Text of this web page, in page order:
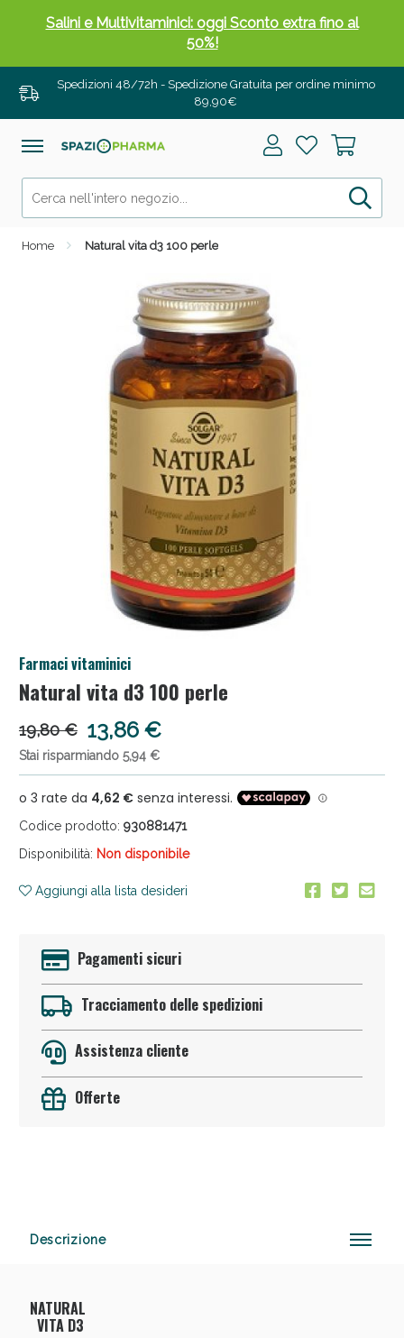
Spedizioni 48/72h - Spedizione Gratuita per ordine minimo
89,90€
Home Natural vita d3 100 perle
Farmaci vitaminici
Natural vita d3 100 perle
19,80 € 13,86 €
Stai risparmiando 5,94 €
Codice prodotto: 930881471
Disponibilità: Non disponibile
Aggiungi alla lista desideri
Pagamenti sicuri
Tracciamento delle spedizioni
Assistenza cliente
Offerte
Descrizione
NATURAL
VITA D3
Salini e Multivitaminici: oggi Sconto extra fino al
50%!
Anticellulite e Fanghi: Sconto fino al 40% valido
oggi!
Anticellulite e Fanghi: Sconto fino al 40% valido
Sconto fino al 55% disponibile oggi!
Vie Urinarie e Prostata: Sconti fino al 45% oggi!